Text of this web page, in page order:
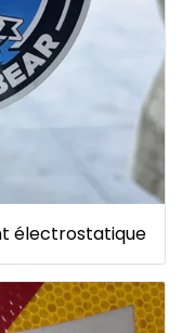
électrostatique